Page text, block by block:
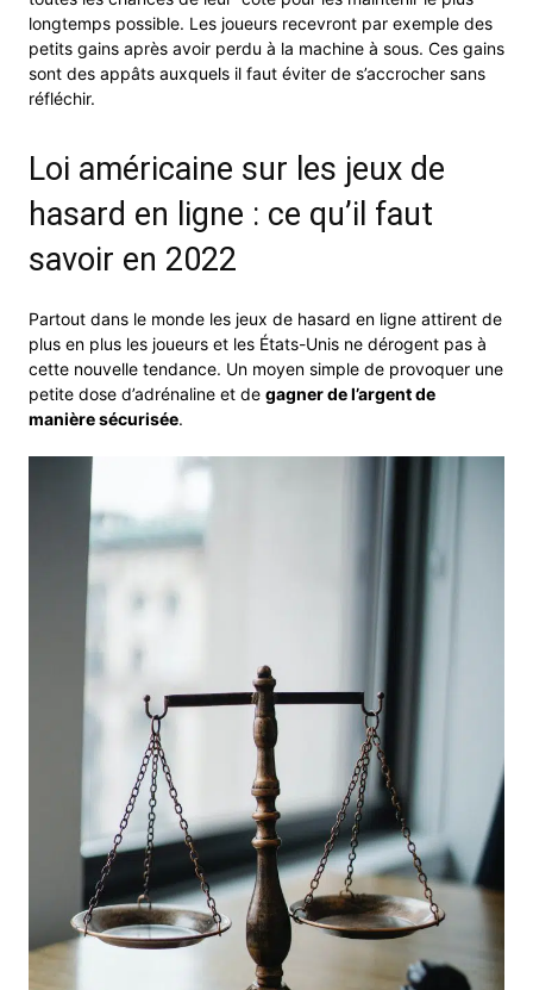
longtemps possible. Les joueurs recevront par exemple des
petits gains après avoir perdu à la machine à sous. Ces gains
sont des appâts auxquels il faut éviter de s’accrocher sans
réfléchir.
Loi américaine sur les jeux de
hasard en ligne : ce qu’il faut
savoir en 2022
Partout dans le monde les jeux de hasard en ligne attirent de
plus en plus les joueurs et les États-Unis ne dérogent pas à
cette nouvelle tendance. Un moyen simple de provoquer une
petite dose d’adrénaline et de gagner de l’argent de
manière sécurisée.